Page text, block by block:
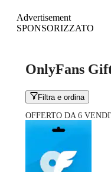
Advertisement
SPONSORIZZATO
OnlyFans
Filtra e ordina
OFFERTO DA 6